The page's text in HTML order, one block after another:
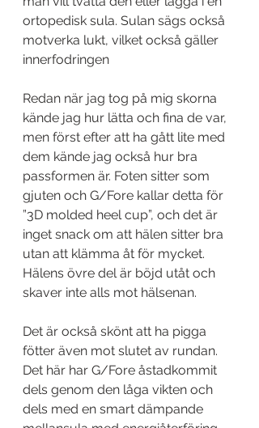
ortopedisk sula. Sulan sägs också
motverka lukt, vilket också gäller
innerfodringen
Redan när jag tog på mig skorna
kände jag hur lätta och fina de var,
men först efter att ha gått lite med
dem kände jag också hur bra
passformen är. Foten sitter som
gjuten och G/Fore kallar detta för
”3D molded heel cup”, och det är
inget snack om att hälen sitter bra
utan att klämma åt för mycket.
Hälens övre del är böjd utåt och
skaver inte alls mot hälsenan.
Det är också skönt att ha pigga
fötter även mot slutet av rundan.
Det här har G/Fore åstadkommit
dels genom den låga vikten och
dels med en smart dämpande